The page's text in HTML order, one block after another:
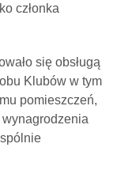
członka
się obsługą
Klubów w tym
pomieszczeń,
wynagrodzenia